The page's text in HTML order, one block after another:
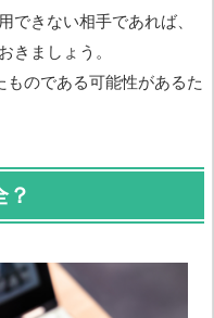
できない相手であれば、
きましょう。
のである可能性があるた